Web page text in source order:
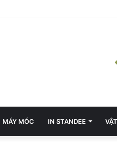
MÁY MÓC IN STANDEE